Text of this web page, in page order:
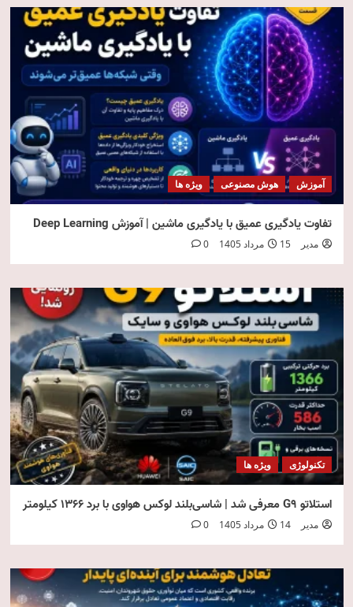
آموزش هوش مصنوعی ویژه ها
تفاوت یادگیری عمیق با یادگیری ماشین | آموزش Deep Learning
مدیر 15 مرداد 1405 0
تکنولوژی ویژه ها
استلاتو G9 معرفی شد | شاسی‌بلند لوکس هواوی با برد ۱۳۶۶ کیلومتر
مدیر 14 مرداد 1405 0